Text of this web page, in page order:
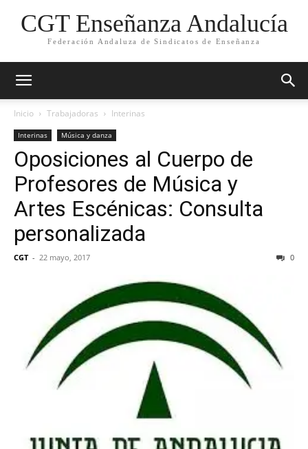
CGT Enseñanza Andalucía
Federación Andaluza de Sindicatos de Enseñanza
Inicio Trabajadoras Interinas
Interinas Música y danza
Oposiciones al Cuerpo de
Profesores de Música y
Artes Escénicas: Consulta
personalizada
CGT - 22 mayo, 2017 0